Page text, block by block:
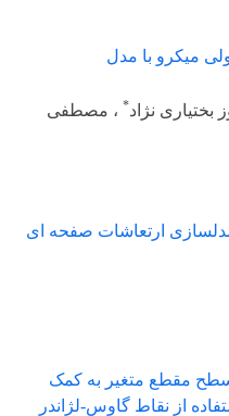
میکرو با مدل
بختیاری نژاد* ، مصطفی
مدلسازی ارتعاشات صفحه ای
سطح مقطع متغیر به کمک
از نقاط گاوس-لژاندر